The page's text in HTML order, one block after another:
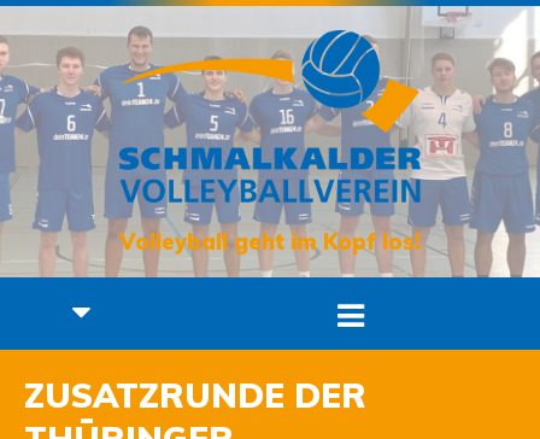
Volleyball geht im Kopf los!
ZUSATZRUNDE DER